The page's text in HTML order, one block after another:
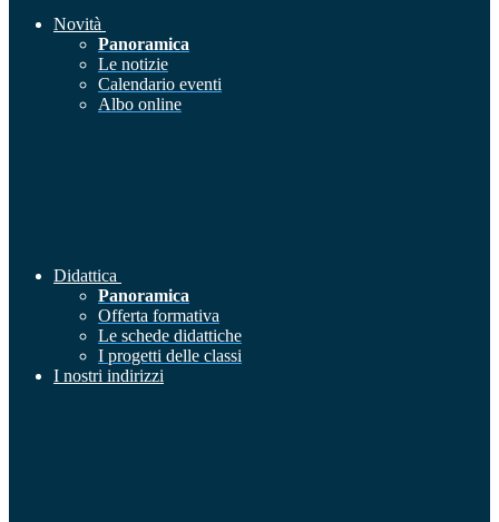
Novità
Panoramica
Le notizie
Calendario eventi
Albo online
Didattica
Panoramica
Offerta formativa
Le schede didattiche
I progetti delle classi
I nostri indirizzi